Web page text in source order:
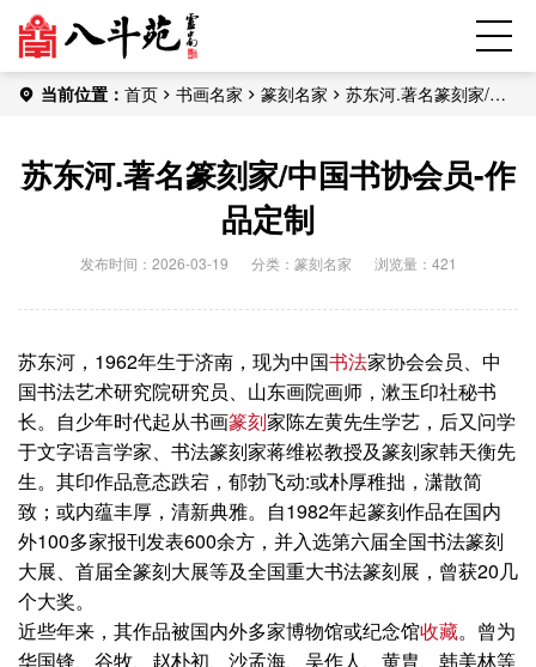
当前位置： 首页 书画名家 篆刻名家
苏东河.著名篆刻家/中
苏东河.著名篆刻家/中国书协会员-作
品定制
发布时间：2026-03-19 分类： 篆刻名家 浏览量：421
苏东河，1962年生于济南，现为中国书法家协会会员、中
国书法艺术研究院研究员、山东画院画师，漱玉印社秘书
长。自少年时代起从书画篆刻家陈左黄先生学艺，后又问学
于文字语言学家、书法篆刻家蒋维崧教授及篆刻家韩天衡先
生。其印作品意态跌宕，郁勃飞动:或朴厚稚拙，潇散简
致；或内蕴丰厚，清新典雅。自1982年起篆刻作品在国内
外100多家报刊发表600余方，并入选第六届全国书法篆刻
大展、首届全篆刻大展等及全国重大书法篆刻展，曾获20几
个大奖。
近些年来，其作品被国内外多家博物馆或纪念馆收藏。曾为
华国锋、谷牧、赵朴初、沙孟海、吴作人、黄胄、韩美林等